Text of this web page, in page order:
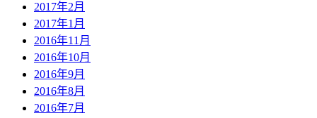
2017年2月
2017年1月
2016年11月
2016年10月
2016年9月
2016年8月
2016年7月